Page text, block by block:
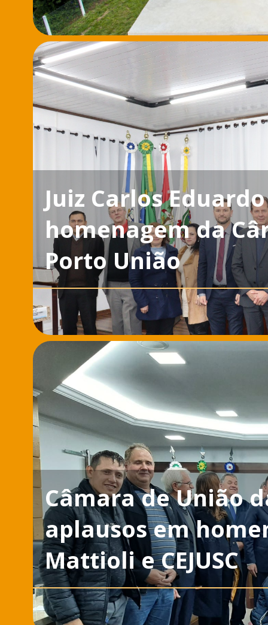
Juiz Carlos
homenagem da
Porto União
Câmara de União
aplausos em
Mattioli e CEJUSC